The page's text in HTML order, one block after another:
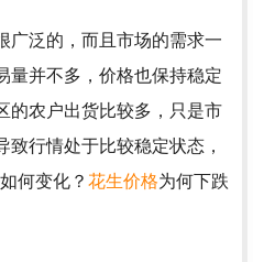
广泛的，而且市场的需求一
量并不多，价格也保持稳定
的农户出货比较多，只是市
行情处于比较稳定状态，
何变化？ 花生价格为何下跌